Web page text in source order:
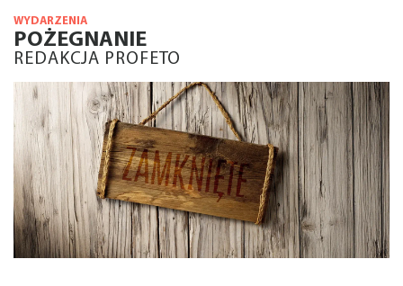
WYDARZENIA
POŻEGNANIE
REDAKCJA PROFETO